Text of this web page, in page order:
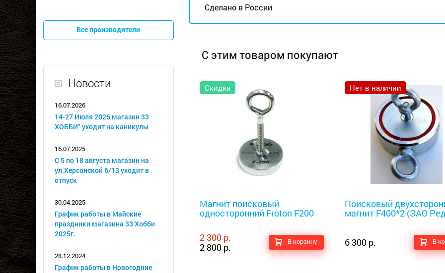
Все производители
Новости
16.07.2026
14-27 Июля 2026 магазин 33
ХОББИ" уходит на каникулы
16.07.2025
С 5 по 18 августа магазин на
ул.Херсонской 6/13 уходит в
отпуск
30.04.2025
График работы в Майские
праздники магазина 33 Хобби
2025г.
28.12.2024
График работы в Новогодние
Сделано в России
С этим товаром покупают
Скидка
Магнит поисковый
односторонний Froton F200
2 300 р.
2 800 р.
В корзину
Нет в наличии
Поисковый
магнит F400*2 (ЗАО
6 300 р. В